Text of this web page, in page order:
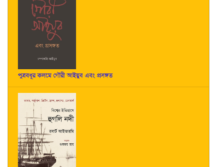
পুত্রবধূর কলমে গৌরী আইয়ুব এবং প্রসঙ্গত